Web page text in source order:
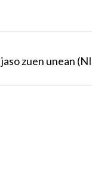
zuen unean